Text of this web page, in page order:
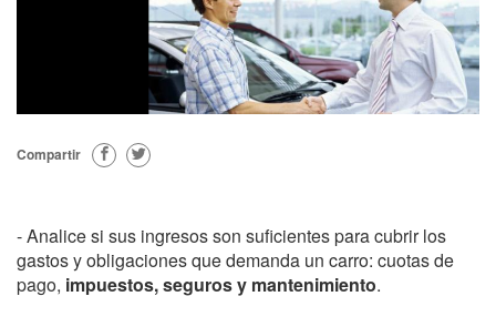
Compartir
- Analice si sus ingresos son suficientes para cubrir los
gastos y obligaciones que demanda un carro: cuotas de
pago, impuestos, seguros y mantenimiento.